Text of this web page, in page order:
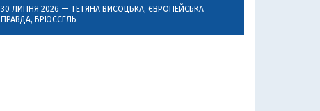
30 ЛИПНЯ 2026 — ТЕТЯНА ВИСОЦЬКА, ЄВРОПЕЙСЬКА
ПРАВДА, БРЮССЕЛЬ